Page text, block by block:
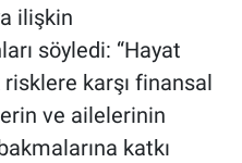
ilişkin
söyledi: “Hayat
karşı finansal
ve ailelerinin
katkı